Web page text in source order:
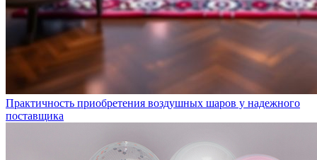
Практичность приобретения воздушных шаров у надежного
поставщика